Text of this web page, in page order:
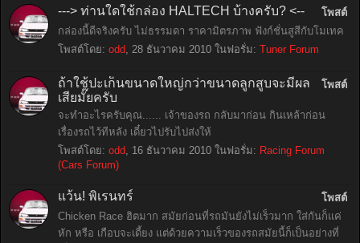
โพสต์
---> ท่านใดใช้กล่อง HALTECH บ้างครับ? <--
กล่องนี้ดีจริงครับ ไม่ธรรมดา ราคามิตรภาพ ฟังก์ชั่นสูสีกับโมเทค
โพสต์โดย: odd, 28 ธันวาคม 2010 ในฟอรั่ม: Tuner Forum
โพสต์
ถ้าใช้ปะเก็นขนาดใหญ่กว่าขนาดลูกสูบจะมีผล
เสียมั๊ยครับ
จะทำอะไรครับคุณ...... เจ้าของรถ กลับมาก่อน กินเหล้าก่อน
เรื่องรถไว้ทีหลัง เดี๋ยวไปรับไปส่งให้
โพสต์โดย: odd, 16 ธันวาคม 2010 ในฟอรั่ม: Racing Forum
(Cars Forum)
โพสต์
แว้น! พิเรนทร์
Chicken Race ฮิตมาก สมัยก่อนที่รถมันยังไม่เร็วมาก ใส่กันก็แค่
หัก หรือ เกือบจะเดี้ยง แต่ด้วยความเร็วของรถสมัยนี้ก็เป็นอย่างที่